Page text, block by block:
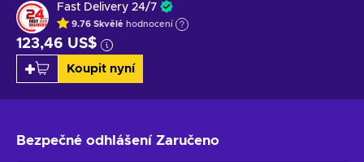
Fast Delivery 24/7
9.76 Skvělé hodnocení
123,46 US$
Koupit nyní
Bezpečné odhlášení Zaručeno